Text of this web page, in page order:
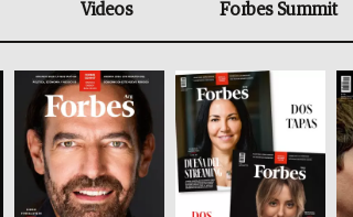
Videos Forbes Summit